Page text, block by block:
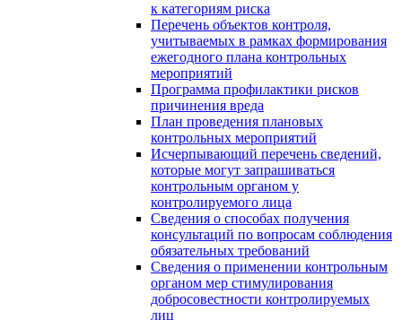
к категориям риска
Перечень объектов контроля,
учитываемых в рамках формирования
ежегодного плана контрольных
мероприятий
Программа профилактики рисков
причинения вреда
План проведения плановых
контрольных мероприятий
Исчерпывающий перечень сведений,
которые могут запрашиваться
контрольным органом у
контролируемого лица
Сведения о способах получения
консультаций по вопросам соблюдения
обязательных требований
Сведения о применении контрольным
органом мер стимулирования
добросовестности контролируемых
лиц